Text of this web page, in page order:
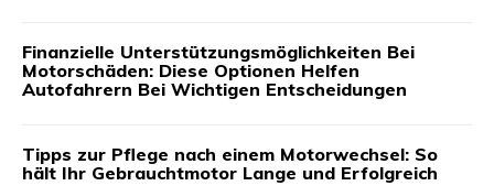
Finanzielle Unterstützungsmöglichkeiten Bei
Motorschäden: Diese Optionen Helfen
Autofahrern Bei Wichtigen Entscheidungen
Tipps zur Pflege nach einem Motorwechsel: So
hält Ihr Gebrauchtmotor Lange und Erfolgreich